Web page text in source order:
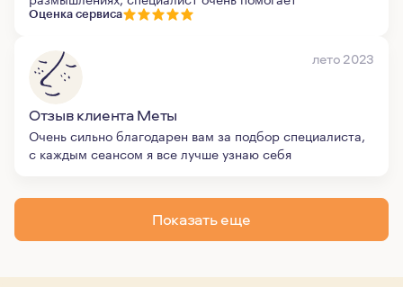
Оценка сервиса
лето 2023
Отзыв клиента Меты
Очень сильно благодарен вам за подбор специалиста,
с каждым сеансом я все лучше узнаю себя
Показать еще